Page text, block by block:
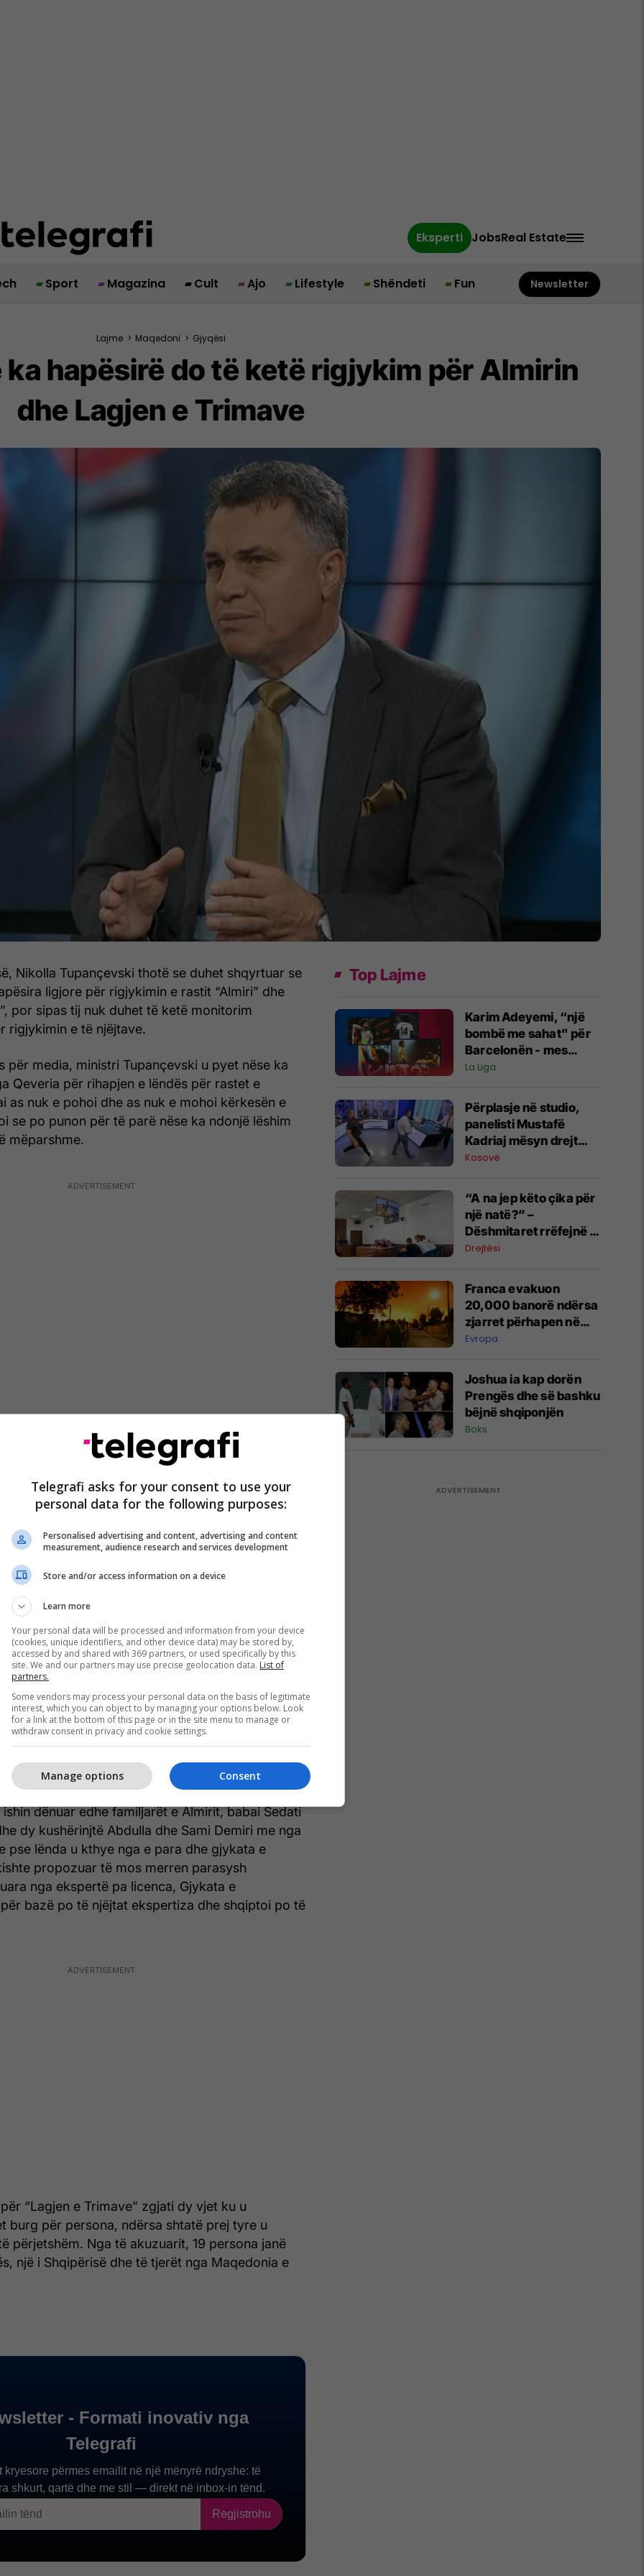
Eksperti JobsReal Estate
Sport Magazina Cult Ajo Lifestyle Shëndeti Fun Newsletter
Lajme > Maqedoni > Gjyqësi
hapësirë do të ketë rigjykim për Almirin
dhe Lagjen e Trimave
Nikolla Tupançevski thotë se duhet shqyrtuar se
ligjore për rigjykimin e rastit “Almiri” dhe
por sipas tij nuk duhet të ketë monitorim
rigjykimin e të njëjtave.
për media, ministri Tupançevski u pyet nëse ka
Qeveria për rihapjen e lëndës për rastet e
as nuk e pohoi dhe as nuk e mohoi kërkesën e
se po punon për të parë nëse ka ndonjë lëshim
mëparshme.
kisha të njëjtën pyetje për këtë temë, se a
për rastet të cilat i përmendët. Po flas si jurist,
juridik unë punoj seriozisht në lidhje me hapjen
drejtim ekzistojnë mekanizma të tjerë të cilat
ata raste të rigjykohen, kuptohet përderisa me të
defekt apo ndonjë anomali gjatë gjykimit, të
por nuk duhet të ketë monitorim ndërkombëtar
rasteve”, theksoi Nikolla Tupançevski,
gjykata e shkallës së dytë e ktheu lëndën nga e
kishte hasur në lëshime, gjatë mbarëvajtjes së
Në gjykimin fillestar bazë për dënimin e Boban
Almirin për vdekje, kishin qenë ekspertizat
teknike, të punuar nga ekspertë të cilët gjatë
mbi ekspertizat kishin qenë me licencë jo
ishte dënuar me vetëm 6 vjet burg edhe
ishte publikuar në opinion ku shihej se si Iliq
e tij familjen Aliu, e cila rezultoi me marrjen e një
Almirit.
dënuar edhe familjarët e Almirit, babai Sedati
dy kushërinjtë Abdulla dhe Sami Demiri me nga
pse lënda u kthye nga e para dhe gjykata e
propozuar të mos merren parasysh
nga ekspertë pa licenca, Gjykata e
bazë po të njëjtat ekspertiza dhe shqiptoi po të
“Lagjen e Trimave” zgjati dy vjet ku u
burg për persona, ndërsa shtatë prej tyre u
përjetshëm. Nga të akuzuarit, 19 persona janë
një i Shqipërisë dhe të tjerët nga Maqedonia e
Top Lajme
Karim Adeyemi, “një
bombë me sahat" për
Barcelonën - mes
talentit të madh dhe
madhështisë
La Liga
Përplasje në studio,
panelisti Mustafë
Kadriaj mësyn drejt
Nexhmedin Spahiut -
Kosovë
“A na jep këto çika për
një natë?” –
Dëshmitaret rrëfejnë si
nisi konflikti që
plagosjen e tre
personave
Drejtësi
Franca evakuon
20,000 banorë ndërsa
zjarret përhapen në
jugperëndim
Evropa
Joshua ia kap dorën
Prengës dhe së bashku
bëjnë shqiponjën
Boks
Telegrafi asks for your consent to use your
personal data for the following purposes:
Personalised advertising and content, advertising and content
measurement, audience research and services development
Store and/or access information on a device
Learn more
Your personal data will be processed and information from your device
(cookies, unique identifiers, and other device data) may be stored by,
accessed by and shared with 369 partners, or used specifically by this
site. We and our partners may use precise geolocation data. List of
partners.
Some vendors may process your personal data on the basis of legitimate
interest, which you can object to by managing your options below. Look
for a link at the bottom of this page or in the site menu to manage or
withdraw consent in privacy and cookie settings.
Consent
Manage options